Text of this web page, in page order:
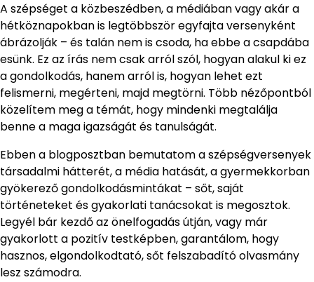
A szépséget a közbeszédben, a médiában vagy akár a
hétköznapokban is legtöbbször egyfajta versenyként
ábrázolják – és talán nem is csoda, ha ebbe a csapdába
esünk. Ez az írás nem csak arról szól, hogyan alakul ki ez
a gondolkodás, hanem arról is, hogyan lehet ezt
felismerni, megérteni, majd megtörni. Több nézőpontból
közelítem meg a témát, hogy mindenki megtalálja
benne a maga igazságát és tanulságát.
Ebben a blogposztban bemutatom a szépségversenyek
társadalmi hátterét, a média hatását, a gyermekkorban
gyökerező gondolkodásmintákat – sőt, saját
történeteket és gyakorlati tanácsokat is megosztok.
Legyél bár kezdő az önelfogadás útján, vagy már
gyakorlott a pozitív testképben, garantálom, hogy
hasznos, elgondolkodtató, sőt felszabadító olvasmány
lesz számodra.